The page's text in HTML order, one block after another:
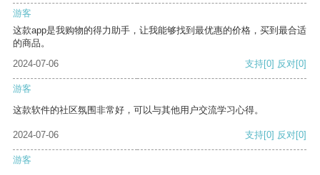
游客
这款app是我购物的得力助手，让我能够找到最优惠的价格，买到最合适
的商品。
2024-07-06
支持[0] 反对[0]
游客
这款软件的社区氛围非常好，可以与其他用户交流学习心得。
2024-07-06 支持[0] 反对[0]
游客